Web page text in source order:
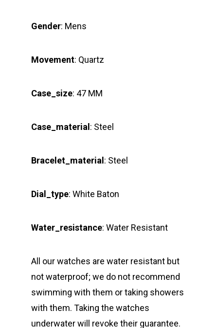
Gender: Mens
Movement: Quartz
Case_size: 47 MM
Case_material: Steel
Bracelet_material: Steel
Dial_type: White Baton
Water_resistance: Water Resistant
All our watches are water resistant but
not waterproof; we do not recommend
swimming with them or taking showers
with them. Taking the watches
underwater will revoke their guarantee.